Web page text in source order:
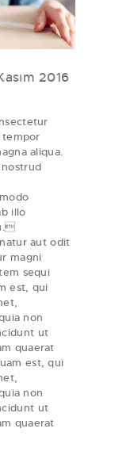
2016
tempor
aliqua.
illo
aut odit
magni
sequi
est, qui
non
ut
quaerat
est, qui
non
ut
quaerat